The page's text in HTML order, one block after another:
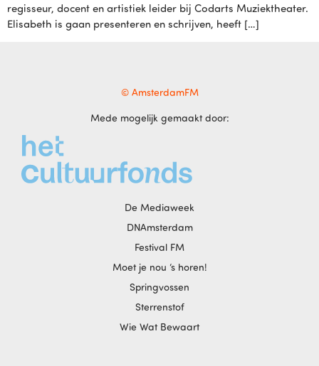
regisseur, docent en artistiek leider bij Codarts Muziektheater.
Elisabeth is gaan presenteren en schrijven, heeft […]
© AmsterdamFM
Mede mogelijk gemaakt door:
De Mediaweek
DNAmsterdam
Festival FM
Moet je nou ‘s horen!
Springvossen
Sterrenstof
Wie Wat Bewaart